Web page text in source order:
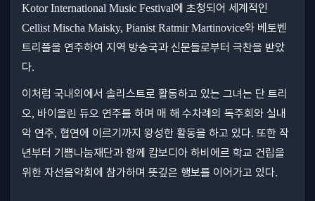
Kotor International Music Festival에 초청되어 세계적인
Cellist Mischa Maisky, Pianist Ratmir Martinovice와 베토벤
트리플을 연주하여 지역 방송국과 신문들로부터 극찬을 받았
다.
이처럼 국내외에서 솔리스트로 활동하고 있는 그녀는 단 트리
오, 바이올린 듀오 연주를 하며 매 해 수차례의 독주회와 실내
악 연주, 협연에 이르기까지 왕성한 활동을 하고 있다. 또한 작
년부터 기쁨나눔재단과 함께 캄보디아 하비에르 학교 건립을
위한 자선음악회에 참가하며 뜻깊은 행보를 이어가고 있다.